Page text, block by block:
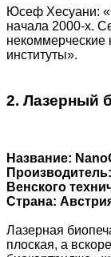
Юсеф Хесуани:
начала 2000-х.
некоммерческие
институты».
2. Лазерный
Название:
Венского
Страна:
Лазерная
плоская, а